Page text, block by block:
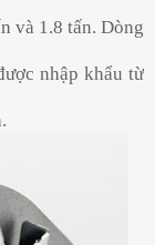
và 1.8 tấn. Dòng
nhập khẩu từ